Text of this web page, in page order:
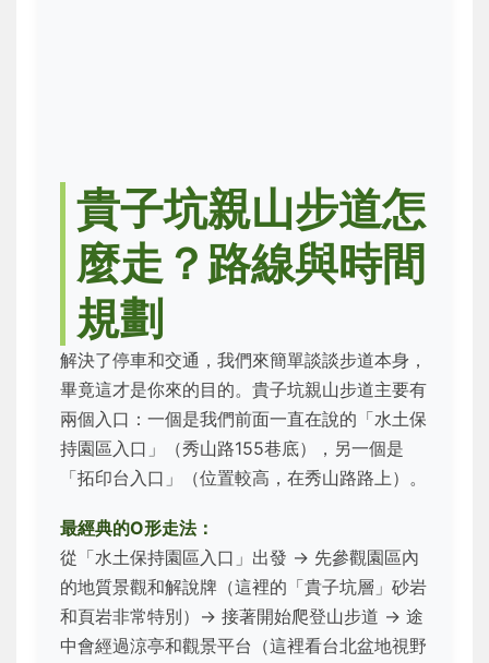
貴子坑親山步道怎
麼走？路線與時間
規劃
解決了停車和交通，我們來簡單談談步道本身，
畢竟這才是你來的目的。貴子坑親山步道主要有
兩個入口：一個是我們前面一直在說的「水土保
持園區入口」（秀山路155巷底），另一個是
「拓印台入口」（位置較高，在秀山路路上）。
最經典的O形走法：
從「水土保持園區入口」出發 → 先參觀園區內
的地質景觀和解說牌（這裡的「貴子坑層」砂岩
和頁岩非常特別）→ 接著開始爬登山步道 → 途
中會經過涼亭和觀景平台（這裡看台北盆地視野